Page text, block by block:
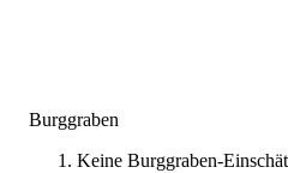
Burggraben
Keine Burggraben-